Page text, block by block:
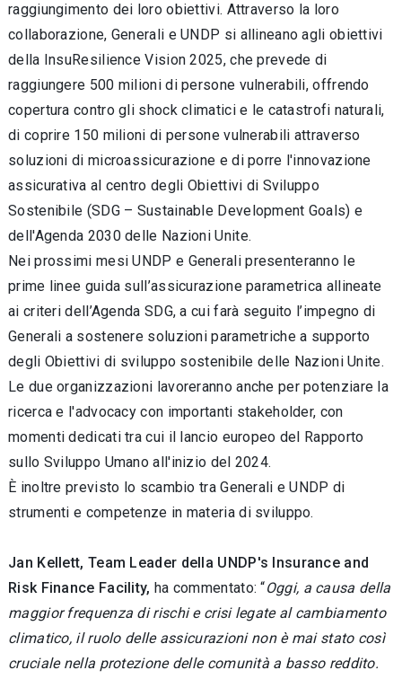
raggiungimento dei loro obiettivi. Attraverso la loro
collaborazione, Generali e UNDP si allineano agli obiettivi
della InsuResilience Vision 2025, che prevede di
raggiungere 500 milioni di persone vulnerabili, offrendo
copertura contro gli shock climatici e le catastrofi naturali,
di coprire 150 milioni di persone vulnerabili attraverso
soluzioni di microassicurazione e di porre l'innovazione
assicurativa al centro degli Obiettivi di Sviluppo
Sostenibile (SDG – Sustainable Development Goals) e
dell'Agenda 2030 delle Nazioni Unite.
Nei prossimi mesi UNDP e Generali presenteranno le
prime linee guida sull’assicurazione parametrica allineate
ai criteri dell’Agenda SDG, a cui farà seguito l’impegno di
Generali a sostenere soluzioni parametriche a supporto
degli Obiettivi di sviluppo sostenibile delle Nazioni Unite.
Le due organizzazioni lavoreranno anche per potenziare la
ricerca e l'advocacy con importanti stakeholder, con
momenti dedicati tra cui il lancio europeo del Rapporto
sullo Sviluppo Umano all'inizio del 2024.
È inoltre previsto lo scambio tra Generali e UNDP di
strumenti e competenze in materia di sviluppo.
Jan Kellett, Team Leader della UNDP's Insurance and
Risk Finance Facility, ha commentato: “Oggi, a causa della
maggior frequenza di rischi e crisi legate al cambiamento
climatico, il ruolo delle assicurazioni non è mai stato così
cruciale nella protezione delle comunità a basso reddito.